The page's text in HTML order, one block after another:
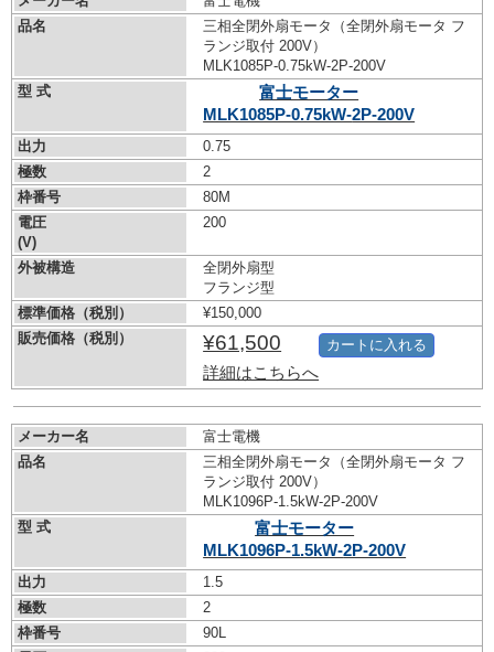
品名
三相全閉外扇モータ（全閉外扇モータ フ
ランジ取付 200V）
MLK1085P-0.75kW-2P-200V
型 式
富士モーター
MLK1085P-0.75kW-2P-200V
出力
0.75
極数
2
枠番号
80M
電圧
(V)
200
外被構造
全閉外扇型
フランジ型
標準価格（税別）
¥150,000
販売価格（税別）
¥61,500
詳細はこちらへ
カートに入れる
メーカー名
富士電機
品名
三相全閉外扇モータ（全閉外扇モータ フ
ランジ取付 200V）
MLK1096P-1.5kW-2P-200V
型 式
富士モーター
MLK1096P-1.5kW-2P-200V
出力
1.5
極数
2
枠番号
90L